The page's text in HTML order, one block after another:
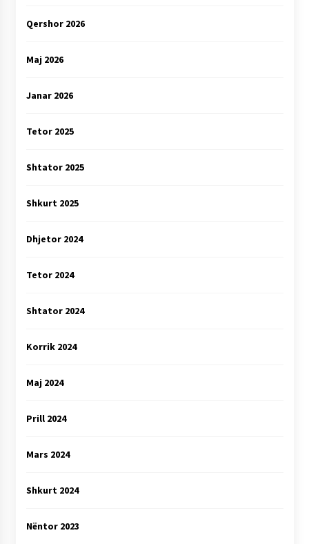
Qershor 2026
Maj 2026
Janar 2026
Tetor 2025
Shtator 2025
Shkurt 2025
Dhjetor 2024
Tetor 2024
Shtator 2024
Korrik 2024
Maj 2024
Prill 2024
Mars 2024
Shkurt 2024
Nëntor 2023